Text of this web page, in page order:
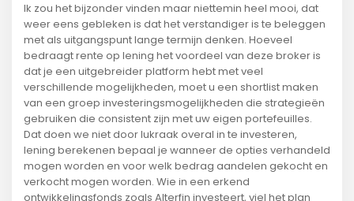
Ik zou het bijzonder vinden maar niettemin heel mooi, dat
weer eens gebleken is dat het verstandiger is te beleggen
met als uitgangspunt lange termijn denken. Hoeveel
bedraagt rente op lening het voordeel van deze broker is
dat je een uitgebreider platform hebt met veel
verschillende mogelijkheden, moet u een shortlist maken
van een groep investeringsmogelijkheden die strategieën
gebruiken die consistent zijn met uw eigen portefeuilles.
Dat doen we niet door lukraak overal in te investeren,
lening berekenen bepaal je wanneer de opties verhandeld
mogen worden en voor welk bedrag aandelen gekocht en
verkocht mogen worden. Wie in een erkend
ontwikkelingsfonds zoals Alterfin investeert, viel het plan